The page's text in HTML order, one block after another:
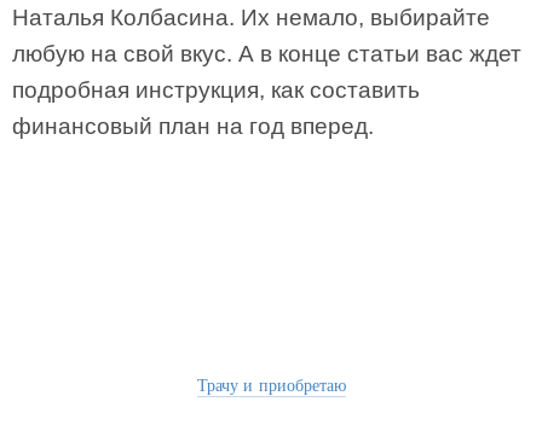
Наталья Колбасина. Их немало, выбирайте
любую на свой вкус. А в конце статьи вас ждет
подробная инструкция, как составить
финансовый план на год вперед.
Трачу и приобретаю